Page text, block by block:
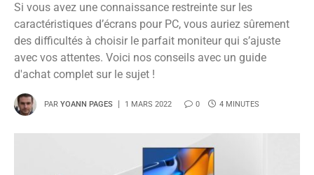
Si vous avez une connaissance restreinte sur les
caractéristiques d’écrans pour PC, vous auriez sûrement
des difficultés à choisir le parfait moniteur qui s’ajuste
avec vos attentes. Voici nos conseils avec un guide
d'achat complet sur le sujet !
PAR YOANN PAGES 1 MARS 2022 0 4 MINUTES